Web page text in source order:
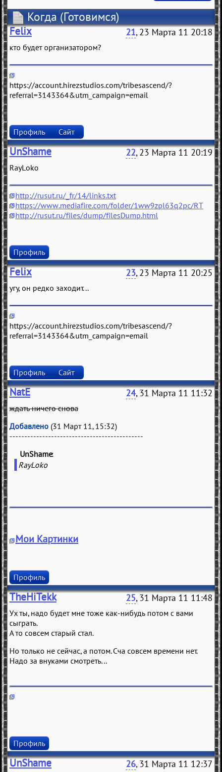
Когда (Готовимся)
Felix 21, 23 Марта 11 20:18
кто будет организатором?
https://account.hirezstudios.com/tribesascend/?
referral=3143364&utm_campaign=email
Профиль Сайт
UnShame 22, 23 Марта 11 20:19
RayLoko
http://rusut.ru/_fr/14/links.txt
https://www.mediafire.com/folder/1ww9zpl63q2pc/RT
http://rusut.ru/files/dump/filesDump.html
Профиль
Felix 23, 23 Марта 11 20:25
угу, он редко заходит...
https://account.hirezstudios.com/tribesascend/?
referral=3143364&utm_campaign=email
Профиль Сайт
NatE 24, 31 Марта 11 11:32
ждать ничего снова
Добавлено (31 Март 11, 15:32)
---------------------------------------------
UnShame
RayLoko
Мои Картинки
Профиль
TheHiTekk 25, 31 Марта 11 11:48
Ух ты, надо будет мне тоже как-нибудь потом с вами
сыграть.
А то совсем старый стал.
Но только не сейчас, а потом. Сча совсем времени нет.
Надо за внуками смотреть...
Профиль
UnShame 26, 31 Марта 11 12:37